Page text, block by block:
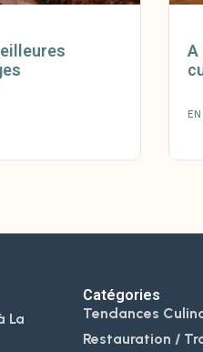
A
La
Catégories
Tendances
Restauration /